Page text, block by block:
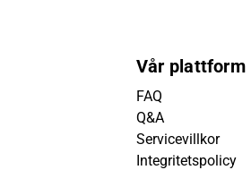
Vår plattform
FAQ
Q&A
Servicevillkor
Integritetspolicy